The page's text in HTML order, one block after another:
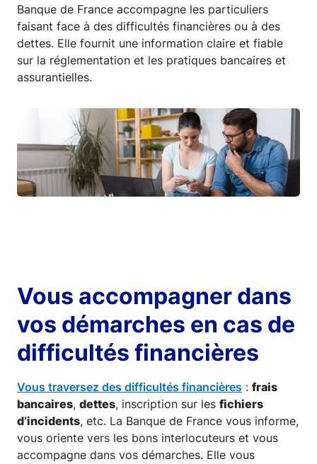
Banque de France accompagne les particuliers
faisant face à des difficultés financières ou à des
dettes. Elle fournit une information claire et fiable
sur la réglementation et les pratiques bancaires et
assurantielles.
Vous accompagner dans
vos démarches en cas de
difficultés financières
Vous traversez des difficultés financières : frais
bancaires, dettes, inscription sur les fichiers
d’incidents, etc. La Banque de France vous informe,
vous oriente vers les bons interlocuteurs et vous
accompagne dans vos démarches. Elle vous